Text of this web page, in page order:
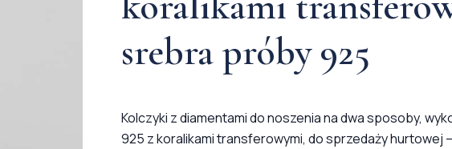
srebra próby 925
Kolczyki z diamentami do noszenia na dwa sposoby,
925 z koralikami transferowymi, do sprzedaży hurtowej